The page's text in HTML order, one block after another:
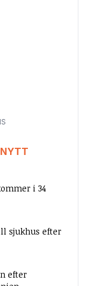
i 34
sjukhus efter
efter